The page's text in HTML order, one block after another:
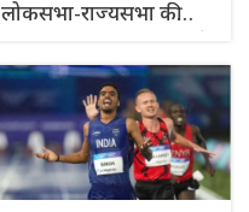
लोकसभा-राज्यसभा की
तक स्थगित